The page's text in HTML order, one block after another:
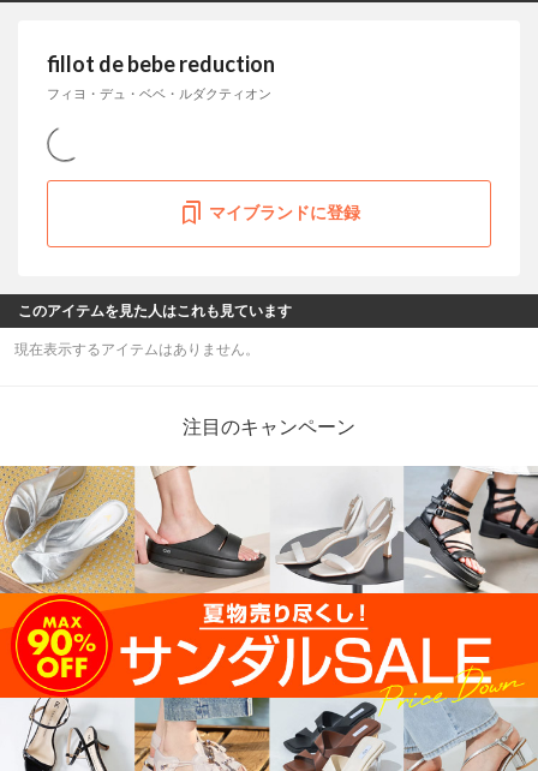
fillot de bebe reduction
フィヨ・デュ・ベベ・ルダクティオン
マイブランドに登録
このアイテムを見た人はこれも見ています
現在表示するアイテムはありません。
注目のキャンペーン